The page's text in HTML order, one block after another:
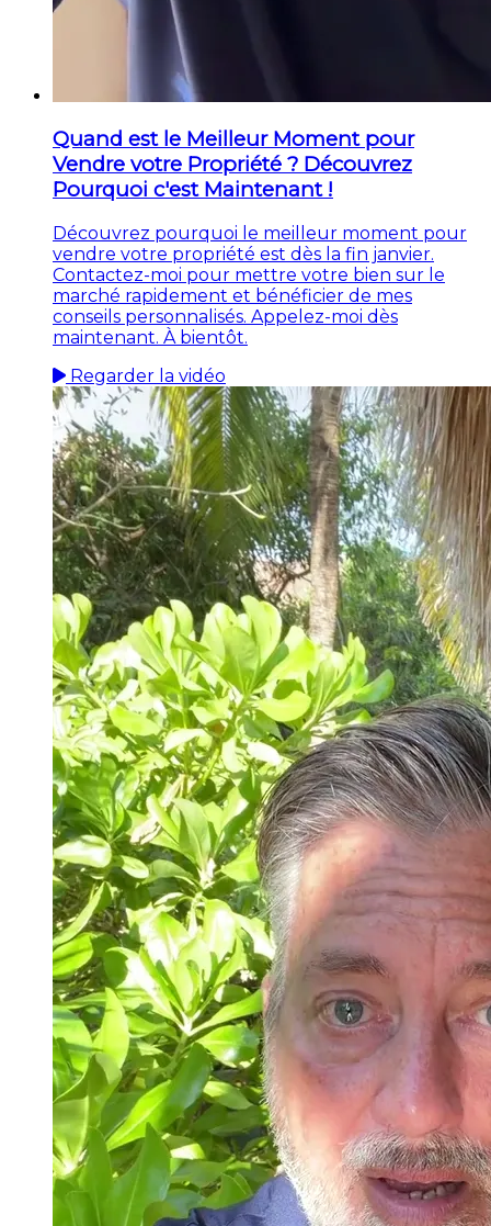
Quand est le Meilleur Moment pour
Vendre votre Propriété ? Découvrez
Pourquoi c'est Maintenant !
Découvrez pourquoi le meilleur moment pour
vendre votre propriété est dès la fin janvier.
Contactez-moi pour mettre votre bien sur le
marché rapidement et bénéficier de mes
conseils personnalisés. Appelez-moi dès
maintenant. À bientôt.
Regarder la vidéo